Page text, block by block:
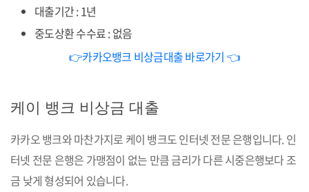
대출기간 : 1년
중도상환 수수료 : 없음
👉카카오뱅크 비상금대출 바로가기 👈
케이 뱅크 비상금 대출
카카오 뱅크와 마찬가지로 케이 뱅크도 인터넷 전문 은행입니다. 인
터넷 전문 은행은 가맹점이 없는 만큼 금리가 다른 시중은행보다 조
금 낮게 형성되어 있습니다.